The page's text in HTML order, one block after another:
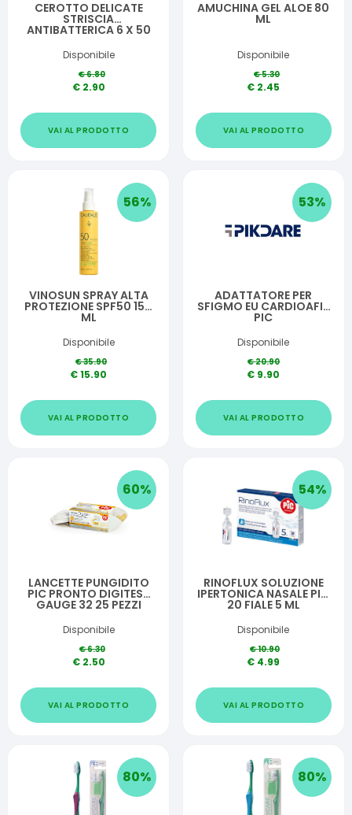
CEROTTO DELICATE
STRISCIA
ANTIBATTERICA 6 X 50
Disponibile
€6.80
€ 2.90
VAI AL PRODOTTO
AMUCHINA GEL ALOE 80
ML
Disponibile
€5.30
€ 2.45
VAI AL PRODOTTO
56%
VINOSUN SPRAY ALTA
PROTEZIONE SPF50 150
ML
Disponibile
€35.90
€15.90
VAI AL PRODOTTO
53%
ADATTATORE PER
SFIGMO EU CARDIOAFIB
PIC
Disponibile
€20.90
€ 9.90
VAI AL PRODOTTO
60%
LANCETTE PUNGIDITO
PIC PRONTO DIGITEST
GAUGE 32 25 PEZZI
Disponibile
€6.30
€ 2.50
VAI AL PRODOTTO
54%
RINOFLUX SOLUZIONE
IPERTONICA NASALE PIC
20 FIALE 5 ML
Disponibile
€10.90
€ 4.99
VAI AL PRODOTTO
80% 80%